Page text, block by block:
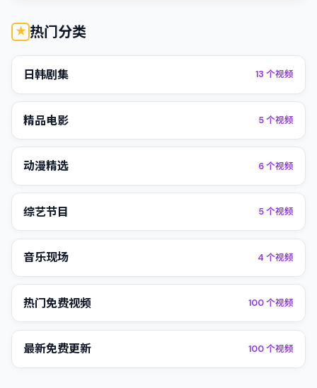
热门分类
日韩剧集 13 个视频
精品电影 5个视频
动漫精选 6个视频
综艺节目 5个视频
音乐现场 4 个视频
热门免费视频 100个视频
最新免费更新 100个视频